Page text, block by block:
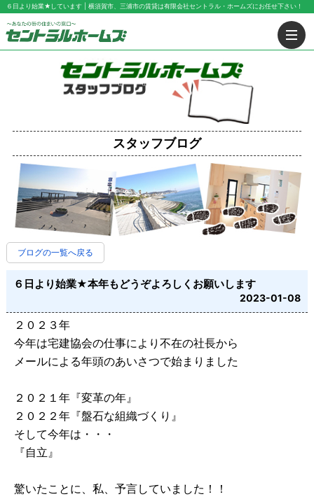
６日より始業★しています | 横須賀市、三浦市の賃貸は有限会社セントラル・ホームズにお任せ下さい！
スタッフブログ
ブログの一覧へ戻る
６日より始業★本年もどうぞよろしくお願いします
2023-01-08
２０２３年
今年は宅建協会の仕事により不在の社長から
メールによる年頭のあいさつで始まりました
２０２１年『変革の年』
２０２２年『盤石な組織づくり』
そして今年は・・・
『自立』
驚いたことに、私、予言していました！！